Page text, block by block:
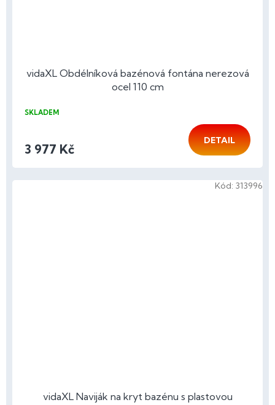
vidaXL Obdélníková bazénová fontána nerezová
ocel 110 cm
SKLADEM
3 977 Kč
DETAIL
vidaXL Naviják na kryt bazénu s plastovou
Kód: 313996